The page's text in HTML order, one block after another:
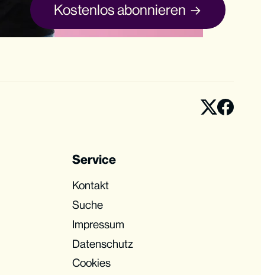
Kostenlos abonnieren
Service
Kontakt
Suche
Impressum
Datenschutz
Cookies